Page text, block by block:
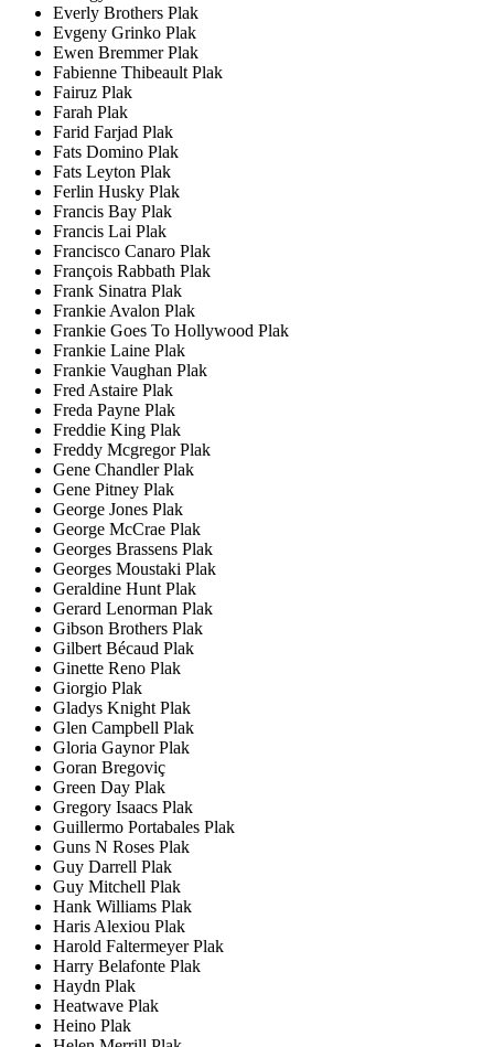
Everly Brothers Plak
Evgeny Grinko Plak
Ewen Bremmer Plak
Fabienne Thibeault Plak
Fairuz Plak
Farah Plak
Farid Farjad Plak
Fats Domino Plak
Fats Leyton Plak
Ferlin Husky Plak
Francis Bay Plak
Francis Lai Plak
Francisco Canaro Plak
François Rabbath Plak
Frank Sinatra Plak
Frankie Avalon Plak
Frankie Goes To Hollywood Plak
Frankie Laine Plak
Frankie Vaughan Plak
Fred Astaire Plak
Freda Payne Plak
Freddie King Plak
Freddy Mcgregor Plak
Gene Chandler Plak
Gene Pitney Plak
George Jones Plak
George McCrae Plak
Georges Brassens Plak
Georges Moustaki Plak
Geraldine Hunt Plak
Gerard Lenorman Plak
Gibson Brothers Plak
Gilbert Bécaud Plak
Ginette Reno Plak
Giorgio Plak
Gladys Knight Plak
Glen Campbell Plak
Gloria Gaynor Plak
Goran Bregoviç
Green Day Plak
Gregory Isaacs Plak
Guillermo Portabales Plak
Guns N Roses Plak
Guy Darrell Plak
Guy Mitchell Plak
Hank Williams Plak
Haris Alexiou Plak
Harold Faltermeyer Plak
Harry Belafonte Plak
Haydn Plak
Heatwave Plak
Heino Plak